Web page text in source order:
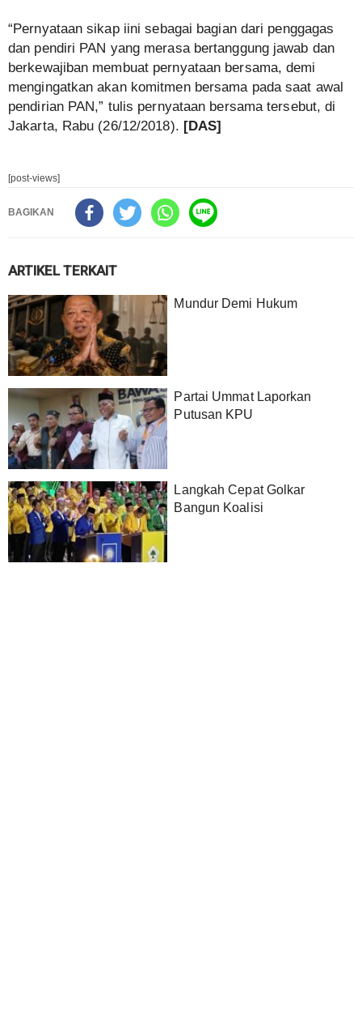
“Pernyataan sikap iini sebagai bagian dari penggagas
dan pendiri PAN yang merasa bertanggung jawab dan
berkewajiban membuat pernyataan bersama, demi
mengingatkan akan komitmen bersama pada saat awal
pendirian PAN,” tulis pernyataan bersama tersebut, di
Jakarta, Rabu (26/12/2018). [DAS]
[post-views]
BAGIKAN
ARTIKEL TERKAIT
Mundur Demi Hukum
Partai Ummat Laporkan
Putusan KPU
Langkah Cepat Golkar
Bangun Koalisi